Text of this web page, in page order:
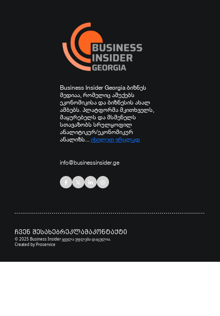
Business Insider Georgia ბიზნეს
მედიაა, რომელიც აშუქებს
ეკონომიკისა და ბიზნესის ახალ
ამბებს. პლატფორმა მკითხველს,
მაყურებელს და მსმენელს
სთავაზობს სრულყოფილ
ანალიტიკურ/ეკონომიკურ
ანალიზს... იხილეთ ვრცლად
info@businessinsider.ge
ჩვენ შესახებრეკლამაკონტაქტი
© 2025 Business Insider ყველა უფლება დაცულია.
Created byProservice